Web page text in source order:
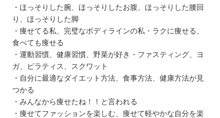
・ほっそりした腕、ほっそりしたお腹、ほっそりした腰回
り、ほっそりした脚
・痩せてる私、完璧なボディラインの私・ラクに痩せる、
食べても痩せる
・運動習慣、健康習慣、野菜が好き・ファスティング、ヨ
ガ、ピラティス、スクワット
・自分に最適なダイエット方法、食事方法、健康方法が見
つかる
・みんなから痩せたね！！と言われる
・痩せてファッションを楽しむ、痩せて軽やかな自分を楽